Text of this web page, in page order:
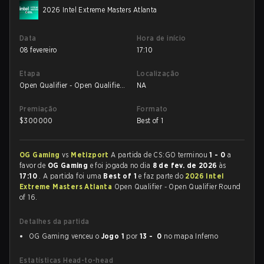
2026 Intel Extreme Masters Atlanta
Data
08 fevereiro
Hora de início
17:10
Etapa
Open Qualifier - Open Qualifier
Localização
NA
Premiação
$300000
Formato
Best of 1
OG Gaming vs MetizportA partida de CS:GO terminou1 - 0 a
favor de OG Gaming e foi jogada no dia 8 de fev. de 2026 às
17:10 . A partida foi uma Best of 1e faz parte do 2026 Intel
Extreme Masters Atlanta Open Qualifier - Open Qualifier Round
of 16.
Detalhes da partida
OG Gaming venceu o Jogo 1 por13 - 0 no mapa Inferno
Estatísticas Head-to-head